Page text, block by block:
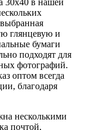
30х40 в нашей
глянцевую и
бумаги
подходят для
фотографий.
оптом всегда
благодаря
несколькими
почтой,